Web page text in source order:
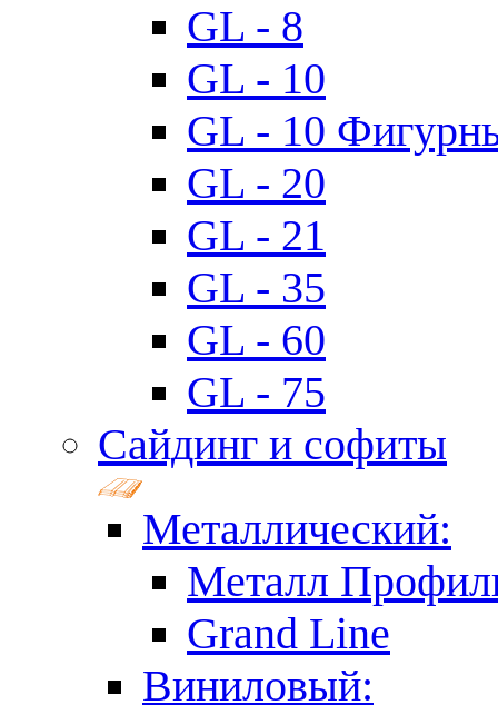
GL - 8
GL - 10
GL - 10
GL - 20
GL - 21
GL - 35
GL - 60
GL - 75
Сайдинг и софиты
Металлический:
Металл
Grand Line
Виниловый: